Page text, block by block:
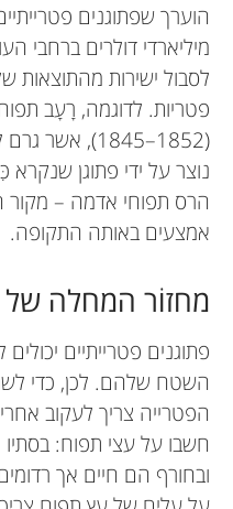
הוערך שפתוגנים
מיליארדי דולרים ברחבי
לסבול ישירות מהתוצאות
פטריות. לדוגמה, רָעָב
(1852–1845),
נוצר על ידי פתוגן
הרס תפוחי אדמה – מקור
אמצעים באותה התקופה.
מחזוֹר המחלה של
פתוגנים פטרייתיים
השטח שלהם. לכן, כדי
הפטרייה צריך לעקוב
חשבו על עצי תפוח:
ובחורף הם חיים אך